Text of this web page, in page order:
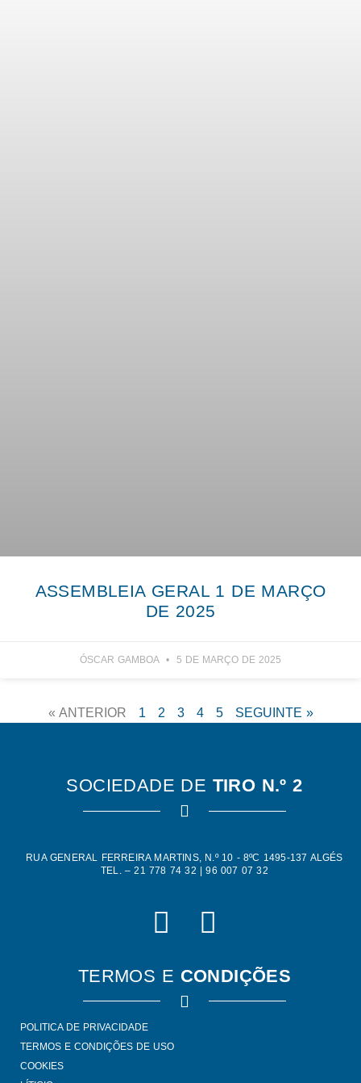
ASSEMBLEIA GERAL 1 DE MARÇO
DE 2025
ÓSCAR GAMBOA 5 DE MARÇO DE 2025
« ANTERIOR 1 2 3 4 5 SEGUINTE »
SOCIEDADE DE TIRO N.º 2
RUA GENERAL FERREIRA MARTINS, N.º 10 - 8ºC 1495-137 ALGÉS
TEL. – 21 778 74 32 | 96 007 07 32
TERMOS E CONDIÇÕES
POLITICA DE PRIVACIDADE
TERMOS E CONDIÇÕES DE USO
COOKIES